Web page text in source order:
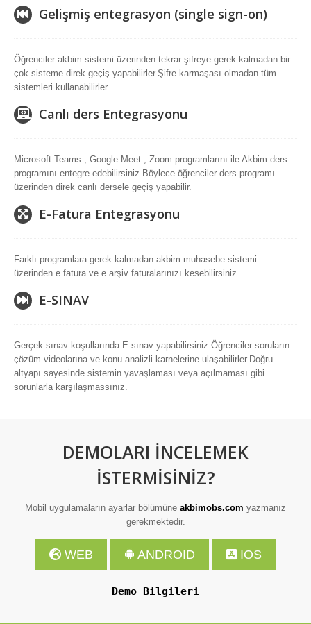
Gelişmiş entegrasyon (single sign-on)
Öğrenciler akbim sistemi üzerinden tekrar şifreye gerek kalmadan bir
çok sisteme direk geçiş yapabilirler.Şifre karmaşası olmadan tüm
sistemleri kullanabilirler.
Canlı ders Entegrasyonu
Microsoft Teams , Google Meet , Zoom programlarını ile Akbim ders
programını entegre edebilirsiniz.Böylece öğrenciler ders programı
üzerinden direk canlı dersele geçiş yapabilir.
E-Fatura Entegrasyonu
Farklı programlara gerek kalmadan akbim muhasebe sistemi
üzerinden e fatura ve e arşiv faturalarınızı kesebilirsiniz.
E-SINAV
Gerçek sınav koşullarında E-sınav yapabilirsiniz.Öğrenciler soruların
çözüm videolarına ve konu analizli karnelerine ulaşabilirler.Doğru
altyapı sayesinde sistemin yavaşlaması veya açılmaması gibi
sorunlarla karşılaşmassınız.
DEMOLARI İNCELEMEK
İSTERMİSİNİZ?
Mobil uygulamaların ayarlar bölümüne akbimobs.com yazmanız
gerekmektedir.
WEB ANDROID IOS
Demo Bilgileri